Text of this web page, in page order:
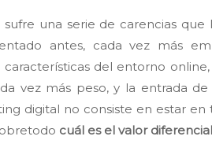
sufre una serie de carencias que
antes, cada vez más
del entorno
vez más peso, y la entrada
digital no consiste en estar
cuál es el valor